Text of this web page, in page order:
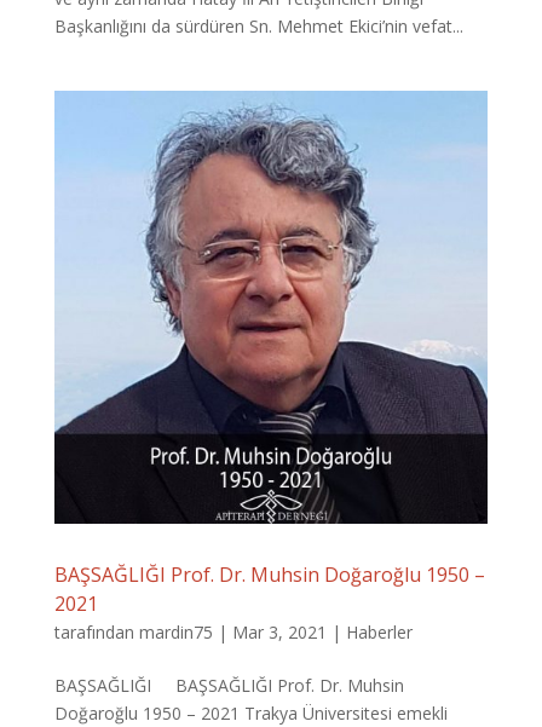
Başkanlığını da sürdüren Sn. Mehmet Ekici’nin vefat...
BAŞSAĞLIĞI Prof. Dr. Muhsin Doğaroğlu 1950 –
2021
tarafından mardin75 | Mar 3, 2021 | Haberler
BAŞSAĞLIĞI BAŞSAĞLIĞI Prof. Dr. Muhsin
Doğaroğlu 1950 – 2021 Trakya Üniversitesi emekli